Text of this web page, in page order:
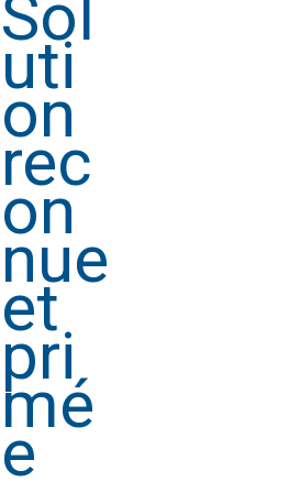
Sol
uti
on
rec
on
nue
et
pri
mé
e